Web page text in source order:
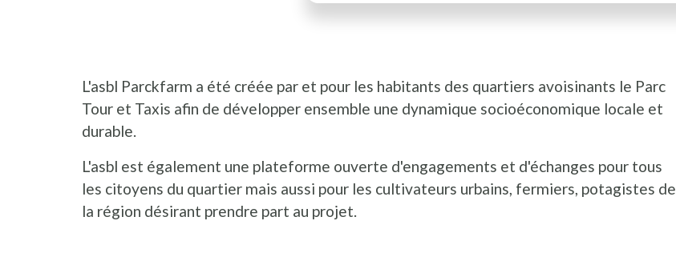
L'asbl Parckfarm a été créée par et pour les habitants des quartiers avoisinants le Parc
Tour et Taxis afin de développer ensemble une dynamique socioéconomique locale et
durable.
L'asbl est également une plateforme ouverte d'engagements et d'échanges pour tous
les citoyens du quartier mais aussi pour les cultivateurs urbains, fermiers, potagistes de
la région désirant prendre part au projet.